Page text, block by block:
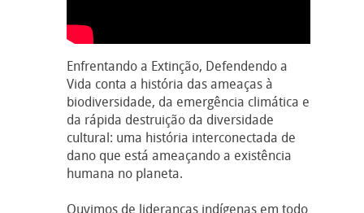
Enfrentando a Extinção, Defendendo a
Vida conta a história das ameaças à
biodiversidade, da emergência climática e
da rápida destruição da diversidade
cultural: uma história interconectada de
dano que está ameaçando a existência
humana no planeta.
Ouvimos de lideranças indígenas em todo